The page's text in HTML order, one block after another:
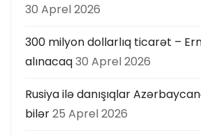
30 Aprel 2026
300 milyon dollarlıq ticarət –
alınacaq30 Aprel 2026
Rusiya ilə danışıqlar
bilər25 Aprel 2026